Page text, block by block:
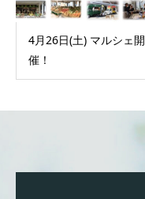
4月26日(土) マルシェ開
催！